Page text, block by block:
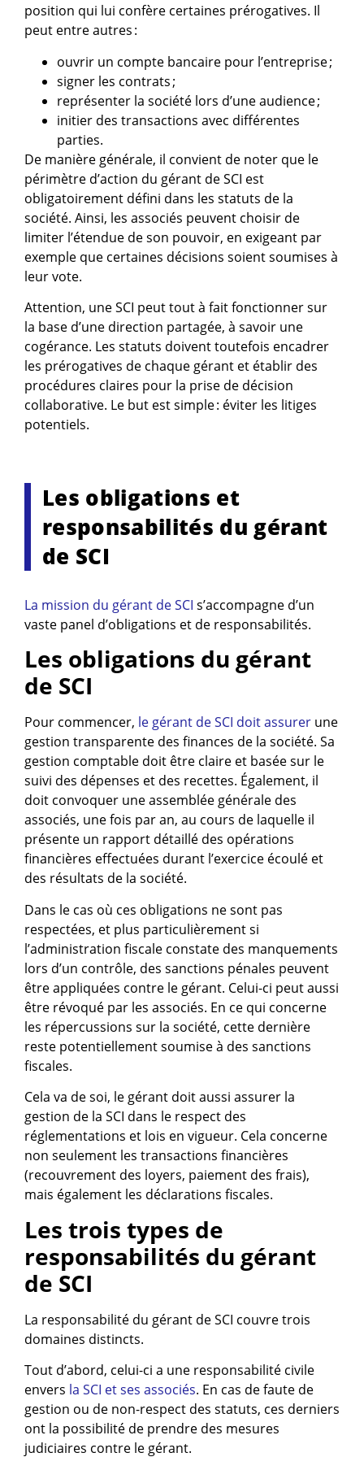
position qui lui confère certaines prérogatives. Il
peut entre autres :
ouvrir un compte bancaire pour l’entreprise ;
signer les contrats ;
représenter la société lors d’une audience ;
initier des transactions avec différentes
parties.
De manière générale, il convient de noter que le
périmètre d’action du gérant de SCI est
obligatoirement défini dans les statuts de la
société. Ainsi, les associés peuvent choisir de
limiter l’étendue de son pouvoir, en exigeant par
exemple que certaines décisions soient soumises à
leur vote.
Attention, une SCI peut tout à fait fonctionner sur
la base d’une direction partagée, à savoir une
cogérance. Les statuts doivent toutefois encadrer
les prérogatives de chaque gérant et établir des
procédures claires pour la prise de décision
collaborative. Le but est simple : éviter les litiges
potentiels.
Les obligations et
responsabilités du gérant
de SCI
La mission du gérant de SCI s’accompagne d’un
vaste panel d’obligations et de responsabilités.
Les obligations du gérant
de SCI
Pour commencer, le gérant de SCI doit assurer une
gestion transparente des finances de la société. Sa
gestion comptable doit être claire et basée sur le
suivi des dépenses et des recettes. Également, il
doit convoquer une assemblée générale des
associés, une fois par an, au cours de laquelle il
présente un rapport détaillé des opérations
financières effectuées durant l’exercice écoulé et
des résultats de la société.
Dans le cas où ces obligations ne sont pas
respectées, et plus particulièrement si
l’administration fiscale constate des manquements
lors d’un contrôle, des sanctions pénales peuvent
être appliquées contre le gérant. Celui-ci peut aussi
être révoqué par les associés. En ce qui concerne
les répercussions sur la société, cette dernière
reste potentiellement soumise à des sanctions
fiscales.
Cela va de soi, le gérant doit aussi assurer la
gestion de la SCI dans le respect des
réglementations et lois en vigueur. Cela concerne
non seulement les transactions financières
(recouvrement des loyers, paiement des frais),
mais également les déclarations fiscales.
Les trois types de
responsabilités du gérant
de SCI
La responsabilité du gérant de SCI couvre trois
domaines distincts.
Tout d’abord, celui-ci a une responsabilité civile
envers la SCI et ses associés. En cas de faute de
gestion ou de non-respect des statuts, ces derniers
ont la possibilité de prendre des mesures
judiciaires contre le gérant.